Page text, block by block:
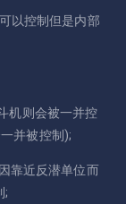
以控制但是内部
机则会被一并控
并被控制);
靠近反潜单位而
;